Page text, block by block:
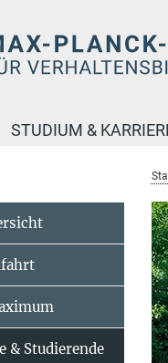
STUDIUM &
& Studierende